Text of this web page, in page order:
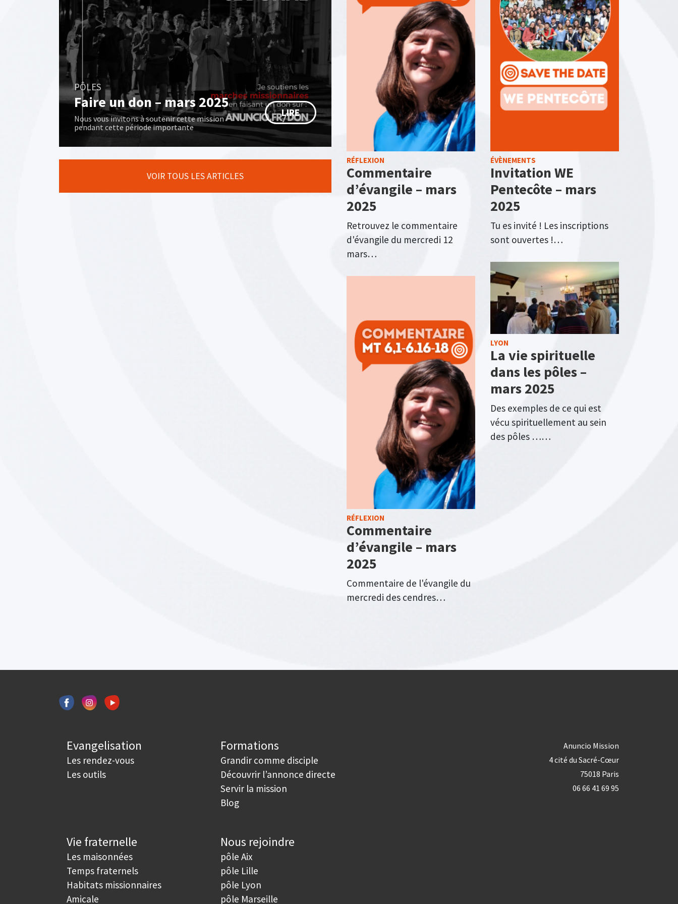
PÔLES
Faire un don – mars 2025
Nous vous invitons à soutenir cette mission
pendant cette période importante
LIRE
VOIR TOUS LES ARTICLES
RÉFLEXION
Commentaire
d’évangile – mars
2025
Retrouvez le commentaire
d'évangile du mercredi 12
mars…
RÉFLEXION
Commentaire
d’évangile – mars
2025
Commentaire de l'évangile du
mercredi des cendres…
ÉVÈNEMENTS
Invitation WE
Pentecôte – mars
2025
Tu es invité ! Les inscriptions
sont ouvertes !…
LYON
La vie spirituelle
dans les pôles –
mars 2025
Des exemples de ce qui est
vécu spirituellement au sein
des pôles ……
Evangelisation
Les rendez-vous
Les outils
Formations
Grandir comme disciple
Découvrir l’annonce directe
Servir la mission
Blog
Vie fraternelle
Les maisonnées
Temps fraternels
Habitats missionnaires
Amicale
Nous rejoindre
pôle Aix
pôle Lille
pôle Lyon
pôle Marseille
Anuncio Mission
4 cité du Sacré-Cœur
75018 Paris
06 66 41 69 95